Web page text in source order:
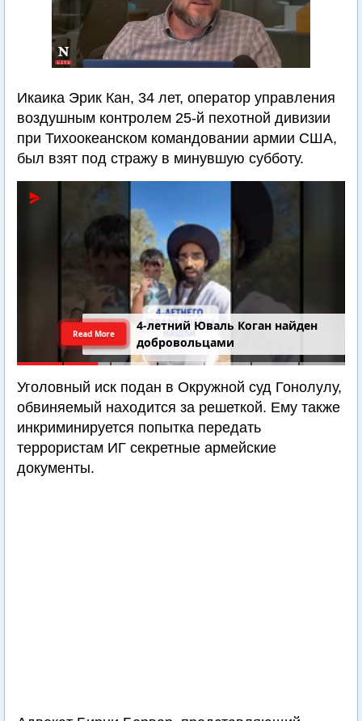
Икаика Эрик Кан, 34 лет, оператор управления
воздушным контролем 25-й пехотной дивизии
при Тихоокеанском командовании армии США,
был взят под стражу в минувшую субботу.
4-летний Юваль Коган найден
добровольцами
Read More
Уголовный иск подан в Окружной суд Гонолулу,
обвиняемый находится за решеткой. Ему также
инкриминируется попытка передать
террористам ИГ секретные армейские
документы.